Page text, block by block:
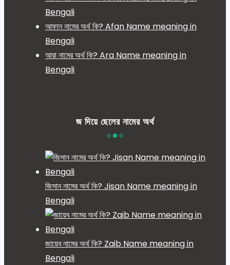
Bengali
আফান নামের অর্থ কি? Afan Name meaning in
Bengali
আরা নামের অর্থ কি? Ara Name meaning in
Bengali
জ দিয়ে ছেলের নামের অর্থ
জিসান নামের অর্থ কি? Jisan Name meaning in
Bengali
জায়েব নামের অর্থ কি? Zaib Name meaning in
Bengali